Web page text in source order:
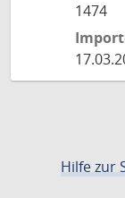
1474
Hilfe zur